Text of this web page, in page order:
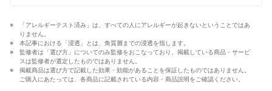
「アレルギーテスト済み」は、すべての人にアレルギーが起きないということではあ
りません。
本記事における「浸透」とは、角質層までの浸透を指します。
監修者は「選び方」についてのみ監修をおこなっており、掲載している商品・サービ
スは監修者が選定したものではありません。
掲載商品は選び方で記載した効果・効能があることを保証したものではありません。
ご購入にあたっては、各商品に記載されている内容・商品説明をご確認ください。